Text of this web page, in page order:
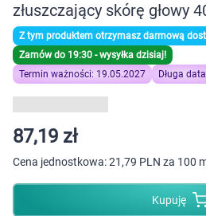
Kobieta w ciąży i mama
Dziecko
Higiena
złuszczający skórę głowy
Z tym produktem otrzymasz darmową
Zamów do 19:30 - wysyłka dzisiaj!
Termin ważności: 19.05.2027
Długa data
87,19 zł
Cena jednostkowa:21,79 PLN za 100
Kupuję